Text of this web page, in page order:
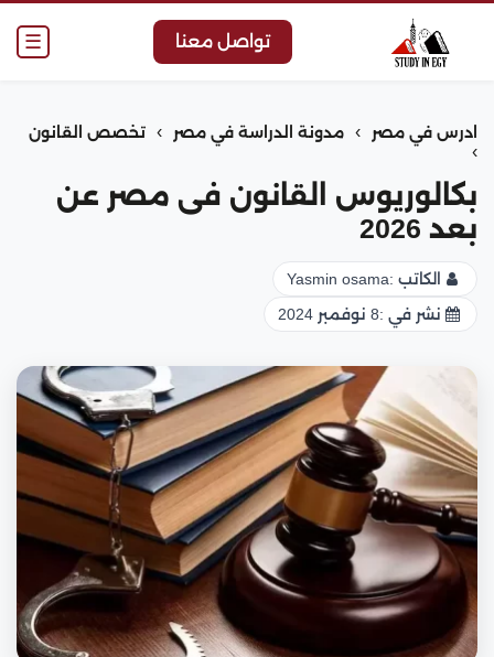
☰ تواصل معنا
ادرس في مصر › مدونة الدراسة في مصر › تخصص القانون
›
بكالوريوس القانون فى مصر عن
بعد 2026
الكاتب :Yasmin osama
نشر في :8 نوفمبر 2024